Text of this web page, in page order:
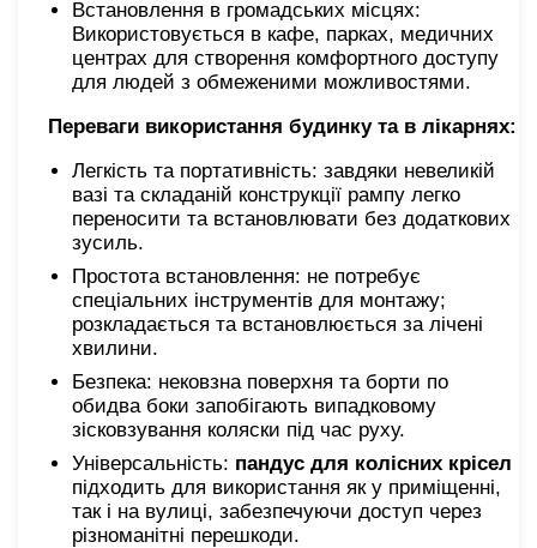
Встановлення в громадських місцях:
Використовується в кафе, парках, медичних
центрах для створення комфортного доступу
для людей з обмеженими можливостями.
Переваги використання будинку та в лікарнях:
Легкість та портативність: завдяки невеликій
вазі та складаній конструкції рампу легко
переносити та встановлювати без додаткових
зусиль.
Простота встановлення: не потребує
спеціальних інструментів для монтажу;
розкладається та встановлюється за лічені
хвилини.
Безпека: нековзна поверхня та борти по
обидва боки запобігають випадковому
зісковзування коляски під час руху.
Універсальність: пандус для колісних крісел
підходить для використання як у приміщенні,
так і на вулиці, забезпечуючи доступ через
різноманітні перешкоди.